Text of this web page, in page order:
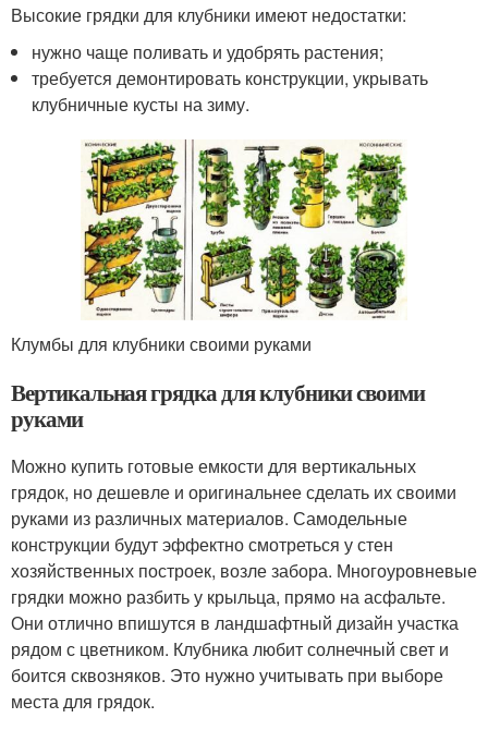
Высокие грядки для клубники имеют недостатки:
нужно чаще поливать и удобрять растения;
требуется демонтировать конструкции, укрывать
клубничные кусты на зиму.
Клумбы для клубники своими руками
Вертикальная грядка для клубники своими
руками
Можно купить готовые емкости для вертикальных
грядок, но дешевле и оригинальнее сделать их своими
руками из различных материалов. Самодельные
конструкции будут эффектно смотреться у стен
хозяйственных построек, возле забора. Многоуровневые
грядки можно разбить у крыльца, прямо на асфальте.
Они отлично впишутся в ландшафтный дизайн участка
рядом с цветником. Клубника любит солнечный свет и
боится сквозняков. Это нужно учитывать при выборе
места для грядок.